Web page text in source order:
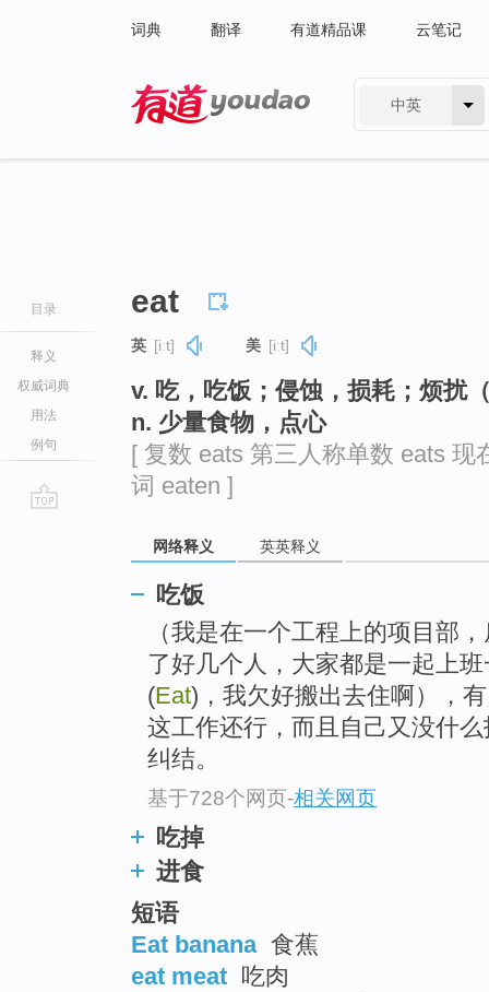
词典 翻译 有道精品课 云笔记
中英
目录
释义
权威词典
用法
例句
eat
英 [iːt] 美 [iːt]
v. 吃，吃饭；侵蚀，损耗；烦扰
n. 少量食物，点心
[ 复数 eats 第三人称单数 eats
词 eaten ]
网络释义 英英释义
吃饭
（我是在一个工程上的项目部
了好几个人，大家都是一起上
(Eat)，我欠好搬出去住啊），
这工作还行，而且自己又没什
纠结。
基于728个网页-相关网页
吃掉
进食
短语
Eat banana 食蕉
eat meat 吃肉